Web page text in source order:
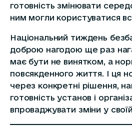
готовність змінювати
ним могли користуватися
Національний тиждень
доброю нагодою ще раз
має бути не винятком, а
повсякденного життя. І ця
через конкретні рішення,
готовність установ і
впроваджувати зміни у